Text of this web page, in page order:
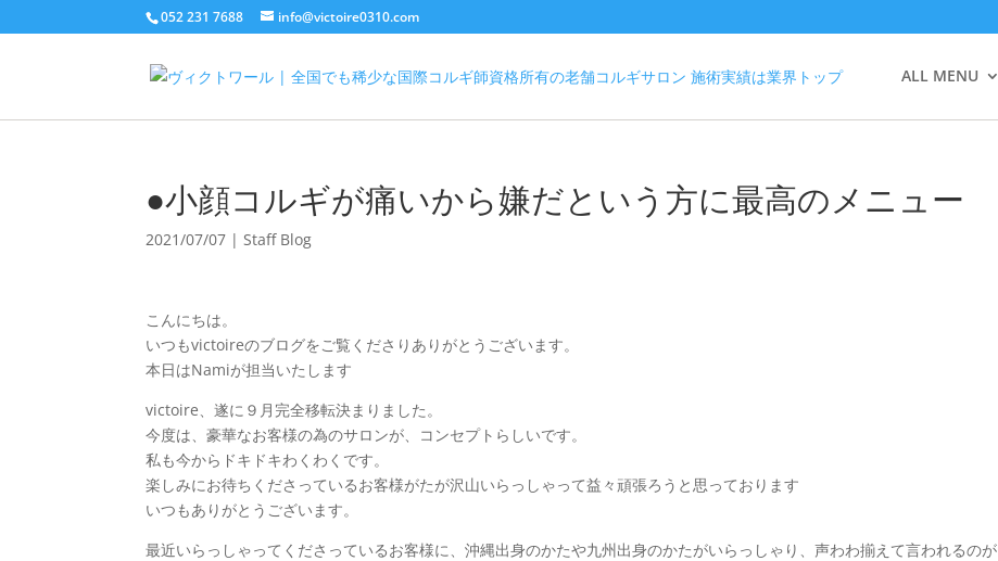
052 231 7688 info@victoire0310.com
ALL MENU
●小顔コルギが痛いから嫌だという方に最高のメニュー
2021/07/07 |Staff Blog
こんにちは。
いつもvictoireのブログをご覧くださりありがとうございます。
本日はNamiが担当いたします
victoire、遂に９月完全移転決まりました。
今度は、豪華なお客様の為のサロンが、コンセプトらしいです。
私も今からドキドキわくわくです。
楽しみにお待ちくださっているお客様がたが沢山いらっしゃって益々頑張ろうと思っております
いつもありがとうございます。
最近いらっしゃってくださっているお客様に、沖縄出身のかたや九州出身のかたがいらっしゃり、声わわ揃えて言われるのが